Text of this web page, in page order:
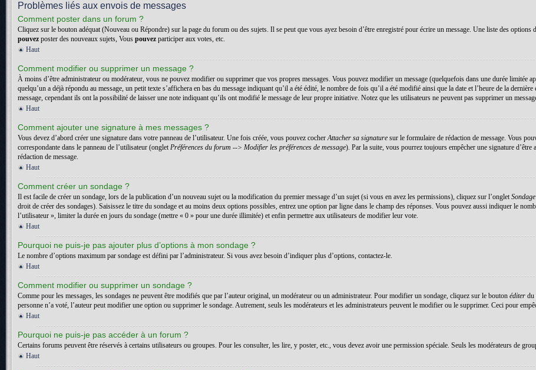
Problèmes liés aux envois de messages
Comment poster dans un forum ?
Cliquez sur le bouton adéquat (Nouveau ou Répondre) sur la page du forum ou des sujets. Il se peut que vous ayez besoin d’être enregistré pour écrire un message. Une liste des
pouvez poster des nouveaux sujets, Vous pouvez participer aux votes, etc.
Haut
Comment modifier ou supprimer un message ?
À moins d’être administrateur ou modérateur, vous ne pouvez modifier ou supprimer que vos propres messages. Vous pouvez modifier un message (quelquefois dans une durée limitée
quelqu’un a déjà répondu au message, un petit texte s’affichera en bas du message indiquant qu’il a été édité, le nombre de fois qu’il a été modifié ainsi que la date et l’heure de la
message, cependant ils ont la possibilité de laisser une note indiquant qu’ils ont modifié le message de leur propre initiative. Notez que les utilisateurs ne peuvent pas supprimer un
Haut
Comment ajouter une signature à mes messages ?
Vous devez d’abord créer une signature dans votre panneau de l’utilisateur. Une fois créée, vous pouvez cocherAttacher sa signature sur le formulaire de rédaction de message. Vous
correspondante dans le panneau de l’utilisateur (ongletPréférences du forum --> Modifier les préférences de message). Par la suite, vous pourrez toujours empêcher une signature d’être
rédaction de message.
Haut
Comment créer un sondage ?
Il est facile de créer un sondage, lors de la publication d’un nouveau sujet ou la modification du premier message d’un sujet (si vous en avez les permissions), cliquez sur l’ongletSondage
droit de créer des sondages). Saisissez le titre du sondage et au moins deux options possibles, entrez une option par ligne dans le champ des réponses. Vous pouvez aussi indiquer le
l’utilisateur », limiter la durée en jours du sondage (mettre « 0 » pour une durée illimitée) et enfin permettre aux utilisateurs de modifier leur vote.
Haut
Pourquoi ne puis-je pas ajouter plus d’options à mon sondage ?
Le nombre d’options maximum par sondage est défini par l’administrateur. Si vous avez besoin d’indiquer plus d’options, contactez-le.
Haut
Comment modifier ou supprimer un sondage ?
Comme pour les messages, les sondages ne peuvent être modifiés que par l’auteur original, un modérateur ou un administrateur. Pour modifier un sondage, cliquez sur le bouton éditer du
personne n’a voté, l’auteur peut modifier une option ou supprimer le sondage. Autrement, seuls les modérateurs et les administrateurs peuvent le modifier ou le supprimer. Ceci pour
Haut
Pourquoi ne puis-je pas accéder à un forum ?
Certains forums peuvent être réservés à certains utilisateurs ou groupes. Pour les consulter, les lire, y poster, etc., vous devez avoir une permission spéciale. Seuls les modérateurs de
Haut